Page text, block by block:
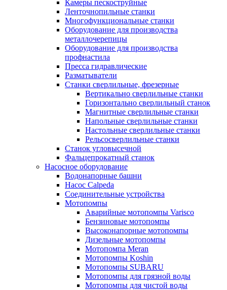
Камеры пескоструйные
Ленточнопильные станки
Многофункциональные станки
Оборудование для производства
металлочерепицы
Оборудование для производства
профнастила
Пресса гидравлические
Разматыватели
Станки сверлильные, фрезерные
Вертикально сверлильные станки
Горизонтально сверлильный станок
Магнитные сверлильные станки
Напольные сверлильные станки
Настольные сверлильные станки
Рельсосверлильные станки
Станок угловысечной
Фальцепрокатный станок
Насосное оборудование
Водонапорные башни
Насос Calpeda
Соединительные устройства
Мотопомпы
Аварийные мотопомпы Varisco
Бензиновые мотопомпы
Высоконапорные мотопомпы
Дизельные мотопомпы
Мотопомпа Meran
Мотопомпы Koshin
Мотопомпы SUBARU
Мотопомпы для грязной воды
Мотопомпы для чистой воды